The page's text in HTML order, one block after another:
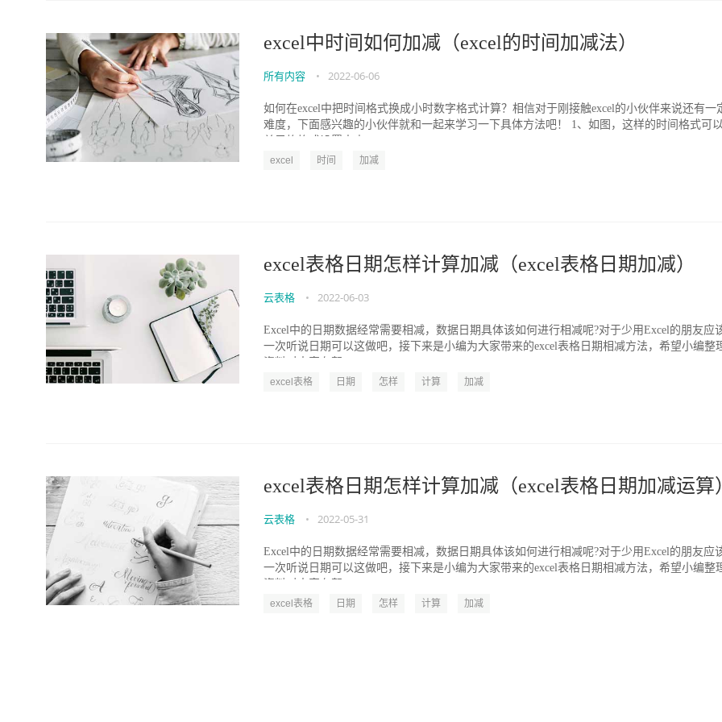
excel中时间如何加减（excel的时间加减法）
所有内容 • 2022-06-06
如何在excel中把时间格式换成小时数字格式计算？相信对于刚接触excel的小伙伴来说还有一
难度，下面感兴趣的小伙伴就和一起来学习一下具体方法吧！ 1、如图，这样的时间格式可
excel 时间 加减
excel表格日期怎样计算加减（excel表格日期加减）
云表格 • 2022-06-03
Excel中的日期数据经常需要相减，数据日期具体该如何进行相减呢?对于少用Excel的朋友应
一次听说日期可以这做吧，接下来是小编为大家带来的excel表格日期相减方法，希望小编整
excel表格 日期 怎样 计算 加减
excel表格日期怎样计算加减（excel表格日期加减运算
云表格 • 2022-05-31
Excel中的日期数据经常需要相减，数据日期具体该如何进行相减呢?对于少用Excel的朋友应
一次听说日期可以这做吧，接下来是小编为大家带来的excel表格日期相减方法，希望小编整
excel表格 日期 怎样 计算 加减